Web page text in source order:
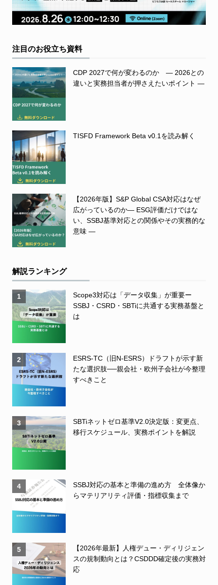
注目のお役立ち資料
CDP 2027で何が変わるのか ― 2026との
違いと実務担当者が押さえたいポイント ―
TISFD Framework Beta v0.1を読み解く
【2026年版】S&P Global CSA対応はなぜ
広がっているのか― ESG評価だけではな
い、SSBJ基準対応との関係やその実務的な
意味 ―
解説ランキング
1
Scope3対応は「データ収集」が重要ー
SSBJ・CSRD・SBTiに共通する実務基盤と
は
2
ESRS-TC（旧N-ESRS）ドラフトが示す新
たな選択肢──親会社・欧州子会社が今整理
すべきこと
3
SBTiネットゼロ基準V2.0決定版：変更点、
移行スケジュール、実務ポイントを解説
4
SSBJ対応の基本と準備の進め方 全体像か
らマテリアリティ評価・指標収集まで
5
【2026年最新】人権デュー・ディリジェン
スの規制動向とは？CSDDD確定後の実務対
応